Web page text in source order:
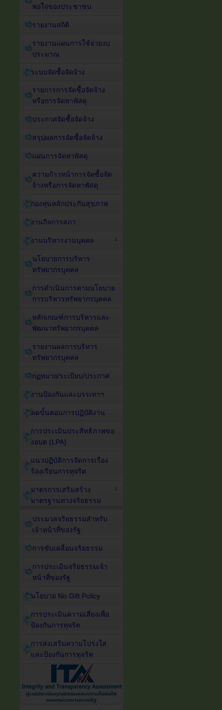
พอใจของประชาชน
รายงานสถิติ
รายงานแผนการใช้จ่ายงบ
ประมาณ
ระบบจัดซื้อจัดจ้าง
รายการการจัดซื้อจัดจ้าง
หรือการจัดหาพัสดุ
ประกาศจัดซื้อจัดจ้าง
สรุปผลการจัดซื้อจัดจ้าง
แผนการจัดหาพัสดุ
ความก้าวหน้าการจัดซื้อจัด
จ้างหรือการจัดหาพัสดุ
กองทุนหลักประกันสุขภาพ
งานกิจการสภา
งานบริหารงานบุคคล
นโยบายการบริหาร
ทรัพยากรบุคคล
การดำเนินการตามนโยบาย
การบริหารทรัพยากรบุคคล
หลักเกณฑ์การบริหารและ
พัฒนาทรัพยากรบุคคล
รายงานผลการบริหาร
ทรัพยากรบุคคล
กฏหมาย/ระเบียบ/ประกาศ
งานป้องกันและบรรเทาฯ
ลดขั้นตอนการปฏิบัติงาน
การประเมินประสิทธิภาพขอ
งอบต (LPA)
แนวปฏิบัติการจัดการเรื่อง
ร้องเรียนการทุจริต
มาตรการเสริมสร้าง
มาตรฐานทางจริยธรรม
ประมวลจริยธรรมสำหรับ
เจ้าหน้าที่ของรัฐ
การขับเคลื่อนจริยธรรม
การประเมินจริยธรรมเจ้า
หน้าที่ของรัฐ
นโยบาย No Gift Policy
การประเมินความเสี่ยงเพื่อ
ป้องกันการทุจริต
การส่งเสริมความโปร่งใส
และป้องกันการทุจริต